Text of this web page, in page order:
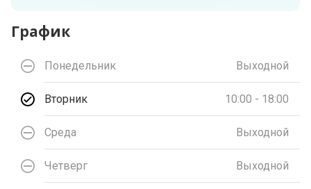
График
Понедельник Выходной
Вторник 10:00 - 18:00
Среда Выходной
Четверг Выходной